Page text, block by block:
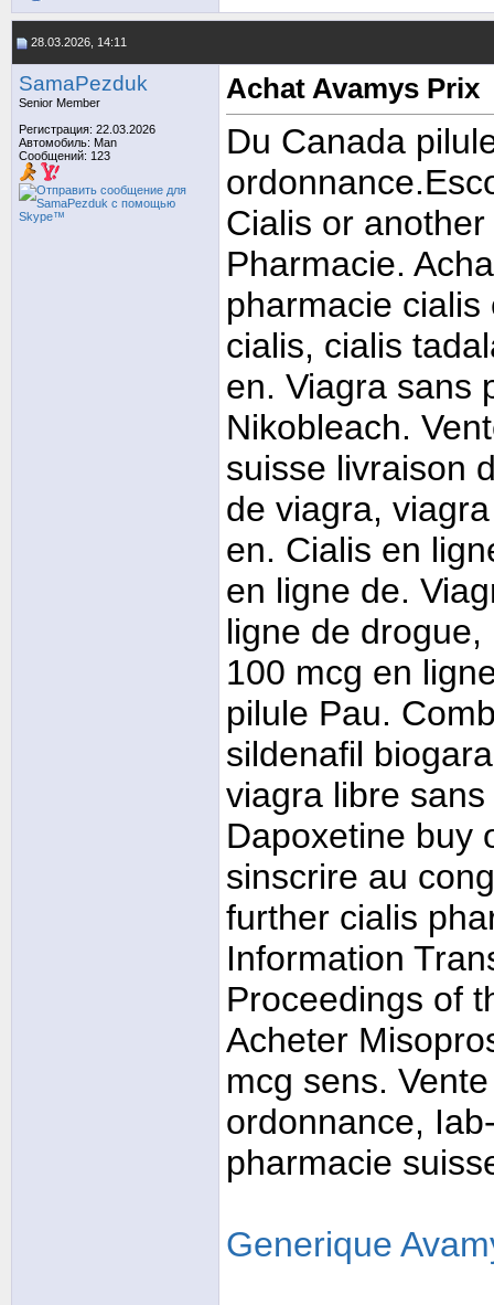
28.03.2026, 14:11
SamaPezduk
Senior Member
Регистрация: 22.03.2026
Автомобиль: Man
Сообщений: 123
Achat Avamys Prix
Du Canada
Cialis or
Pharmacie.
pharmacie
cialis, cialis
en. Viagra sans
Nikobleach.
suisse livraison
de viagra,
en. Cialis en
en ligne de.
ligne de
100 mcg en
pilule Pau.
sildenafil
viagra libre
Dapoxetine buy
sinscrire au
further cialis
Information
Proceedings of
Acheter
mcg sens.
ordonnance,
pharmacie
Generique